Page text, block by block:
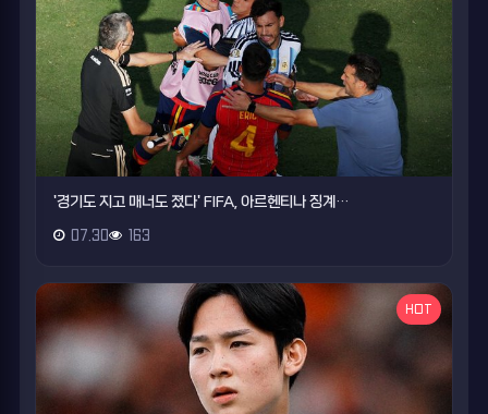
'경기도 지고 매너도 졌다' FIFA, 아르헨티나 징계…
07.30 163
HOT